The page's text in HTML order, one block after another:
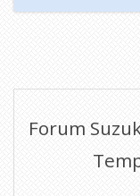
Forum